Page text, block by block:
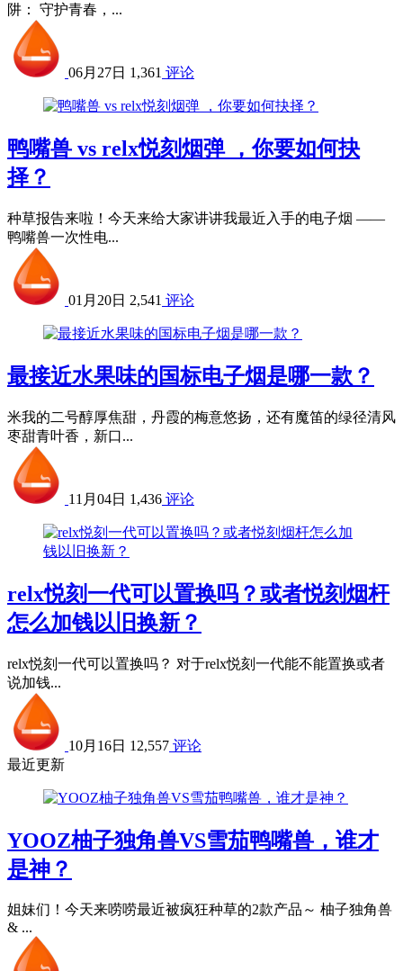
阱： 守护青春，...
06月27日 1,361 评论
鸭嘴兽 vs relx悦刻烟弹 ，你要如何抉
择？
种草报告来啦！今天来给大家讲讲我最近入手的电子烟 ——
鸭嘴兽一次性电...
01月20日 2,541 评论
最接近水果味的国标电子烟是哪一款？
米我的二号醇厚焦甜，丹霞的梅意悠扬，还有魔笛的绿径清风
枣甜青叶香，新口...
11月04日 1,436 评论
relx悦刻一代可以置换吗？或者悦刻烟杆
怎么加钱以旧换新？
relx悦刻一代可以置换吗？ 对于relx悦刻一代能不能置换或者
说加钱...
10月16日 12,557 评论
最近更新
YOOZ柚子独角兽VS雪茄鸭嘴兽，谁才
是神？
姐妹们！今天来唠唠最近被疯狂种草的2款产品～ 柚子独角兽
& ...